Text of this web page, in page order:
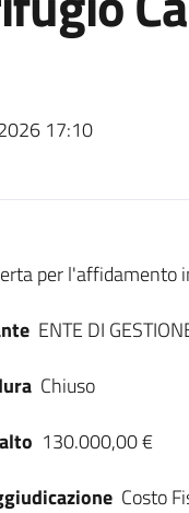
17:10
per l'affidamento
ENTE DI
Chiuso
130.000,00 €
Costo